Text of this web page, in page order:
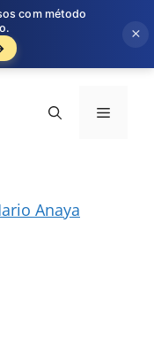
Menu
Anaya
com método
×